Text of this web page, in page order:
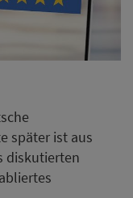
später ist aus
diskutierten